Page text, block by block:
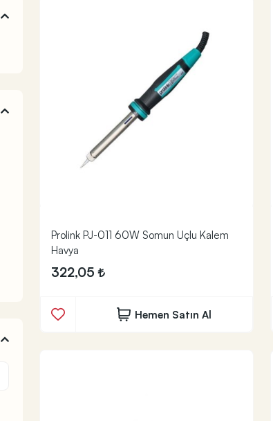
Prolink PJ-011 60W Somun Uçlu Kalem
Havya
322,05
Hemen Satın Al